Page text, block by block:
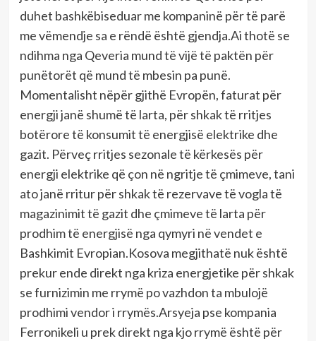
duhet bashkëbiseduar me kompaninë për të parë
me vëmendje sa e rëndë është gjendja.Ai thotë se
ndihma nga Qeveria mund të vijë të paktën për
punëtorët që mund të mbesin pa punë.
Momentalisht nëpër gjithë Evropën, faturat për
energji janë shumë të larta, për shkak të rritjes
botërore të konsumit të energjisë elektrike dhe
gazit. Përveç rritjes sezonale të kërkesës për
energji elektrike që çon në ngritje të çmimeve, tani
ato janë rritur për shkak të rezervave të vogla të
magazinimit të gazit dhe çmimeve të larta për
prodhim të energjisë nga qymyri në vendet e
Bashkimit Evropian.Kosova megjithatë nuk është
prekur ende direkt nga kriza energjetike për shkak
se furnizimin me rrymë po vazhdon ta mbulojë
prodhimi vendor i rrymës.Arsyeja pse kompania
Ferronikeli u prek direkt nga kjo rrymë është për